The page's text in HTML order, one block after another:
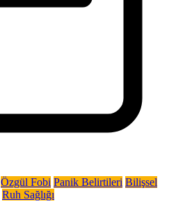
Özgül Fobi Panik Belirtileri Bilişsel
Ruh Sağlığı